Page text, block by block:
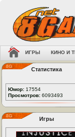
ИГРЫ КИНО И
Статистика
Юмор: 17554
Просмотров: 6093493
Игры